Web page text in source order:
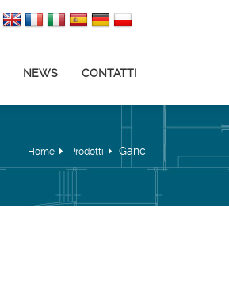
NEWS CONTATTI
Home Prodotti Ganci